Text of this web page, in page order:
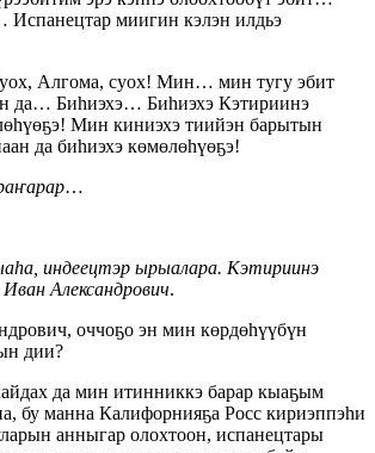
миигин кэлэн илдьэ
Алгома, суох! Мин… мин тугу эбит
да… Биһиэхэ… Биһиэхэ Кэтириинэ
Мин киниэхэ тиийэн барытын
да биһиэхэ көмөлөһүөҕэ!
…
индеецтэр ырыалара. Кэтириинэ
Александрович.
оччоҕо эн мин көрдөһүүбүн
дии?
да мин итинниккэ барар кыаҕым
бу манна Калифорнияҕа Росс кириэппэһи
анныгар олохтоон, испанецтары